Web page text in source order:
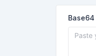
Base64